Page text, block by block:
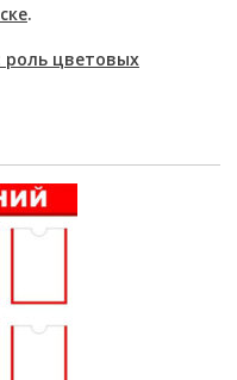
.
роль цветовых